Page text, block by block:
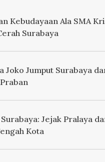
Kebudayaan Ala SMA
Surabaya
Joko Jumput Surabaya
Jejak Pralaya
Kota